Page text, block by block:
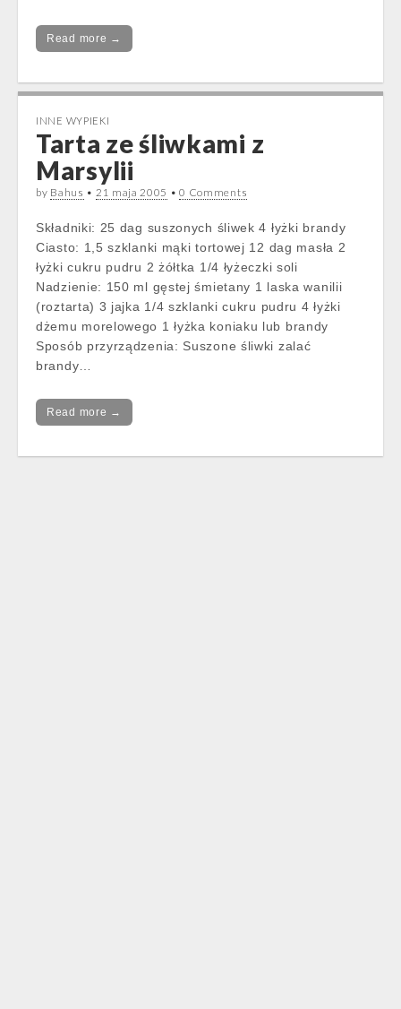
Read more →
INNE WYPIEKI
Tarta ze śliwkami z
Marsylii
by Bahus • 21 maja 2005 •0 Comments
Składniki: 25 dag suszonych śliwek 4 łyżki brandy
Ciasto: 1,5 szklanki mąki tortowej 12 dag masła 2
łyżki cukru pudru 2 żółtka 1/4 łyżeczki soli
Nadzienie: 150 ml gęstej śmietany 1 laska wanilii
(roztarta) 3 jajka 1/4 szklanki cukru pudru 4 łyżki
dżemu morelowego 1 łyżka koniaku lub brandy
Sposób przyrządzenia: Suszone śliwki zalać
brandy…
Read more →